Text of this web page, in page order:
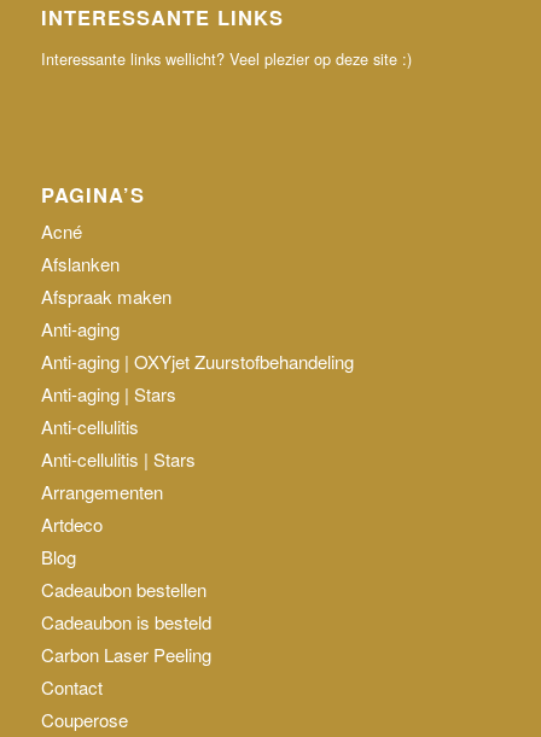
INTERESSANTE LINKS
Interessante links wellicht? Veel plezier op deze site :)
PAGINA’S
Acné
Afslanken
Afspraak maken
Anti-aging
Anti-aging | OXYjet Zuurstofbehandeling
Anti-aging | Stars
Anti-cellulitis
Anti-cellulitis | Stars
Arrangementen
Artdeco
Blog
Cadeaubon bestellen
Cadeaubon is besteld
Carbon Laser Peeling
Contact
Couperose